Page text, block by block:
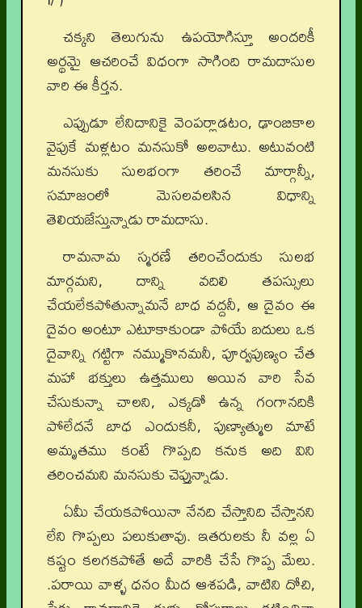
చక్కని తెలుగును ఉపయోగిస్తూ అందరికీ
అర్థమై ఆచరించే విధంగా సాగింది రామదాసుల
వారి ఈ కీర్తన.
ఎప్పుడూ లేనిదానికై వెంపర్లాడటం, ఢాంబికాల
వైపుకే మళ్లటం మనసుకో అలవాటు. అటువంటి
మనసుకు సులభంగా తరించే మార్గాన్నీ,
సమాజంలో మెసలవలసిన విధాన్ని
తెలియజేస్తున్నాడు రామదాసు.
రామనామ స్మరణే తరించేందుకు సులభ
మార్గమని, దాన్ని వదిలి తపస్సులు
చేయలేకపోతున్నామనే బాధ వద్దనీ, ఆ దైవం ఈ
దైవం అంటూ ఎటూకాకుండా పోయే బదులు ఒక
దైవాన్ని గట్టిగా నమ్ముకొనమనీ, పూర్వపుణ్యం చేత
మహా భక్తులు ఉత్తములు అయిన వారి సేవ
చేసుకున్నా చాలని, ఎక్కడో ఉన్న గంగానదికి
పోలేదనే బాధ ఎందుకనీ, పుణ్యాత్ముల మాటే
అమృతము కంటే గొప్పది కనుక అది విని
తరించమని మనసుకు చెప్తున్నాడు.
ఏమీ చేయకపోయినా నేనది చేస్తానిది చేస్తానని
లేని గొప్పలు పలుకుతావు. ఇతరులకు నీ వల్ల ఏ
కష్టం కలగకపోతే అదే వారికి చేసే గొప్ప మేలు.
.పరాయి వాళ్ళ ధనం మీద ఆశపడి, వాటిని దోచి,